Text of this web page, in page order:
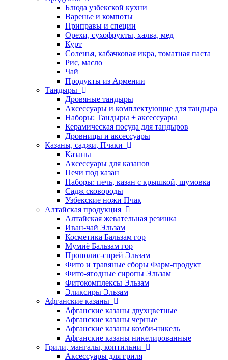
Блюда узбекской кухни
Варенье и компоты
Приправы и специи
Орехи, сухофрукты, халва, мед
Курт
Соленья, кабачковая икра, томатная паста
Рис, масло
Чай
Продукты из Армении
Тандыры
Дровяные тандыры
Аксессуары и комплектующие для тандыра
Наборы: Тандыры + аксессуары
Керамическая посуда для тандыров
Дровницы и аксессуары
Казаны, саджи, Пчаки
Казаны
Аксессуары для казанов
Печи под казан
Наборы: печь, казан с крышкой, шумовка
Садж сковороды
Узбекские ножи Пчак
Алтайская продукция
Алтайская жевательная резинка
Иван-чай Эльзам
Косметика Бальзам гор
Мумиё Бальзам гор
Прополис-спрей Эльзам
Фито и травяные сборы Фарм-продукт
Фито-ягодные сиропы Эльзам
Фитокомплексы Эльзам
Эликсиры Эльзам
Афганские казаны
Афганские казаны двухцветные
Афганские казаны черные
Афганские казаны комби-никель
Афганские казаны никелированные
Грили, мангалы, коптильни
Аксессуары для гриля